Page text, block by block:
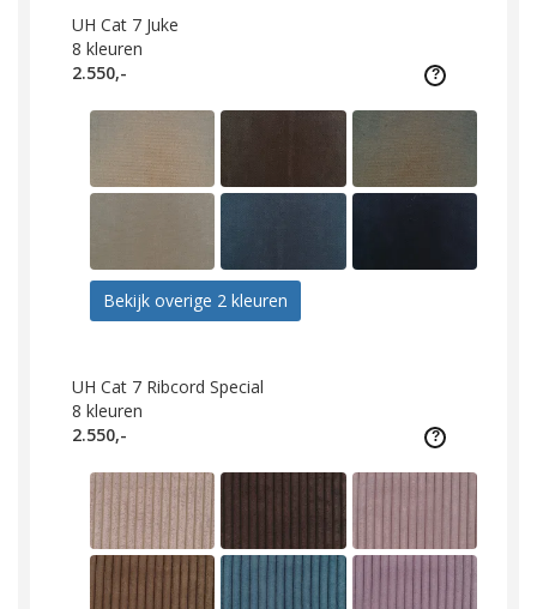
UH Cat 7 Juke
8 kleuren
2.550,-
Bekijk overige 2 kleuren
UH Cat 7 Ribcord Special
8 kleuren
2.550,-